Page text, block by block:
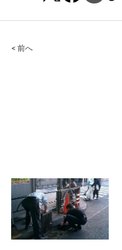
Post
< 前へ